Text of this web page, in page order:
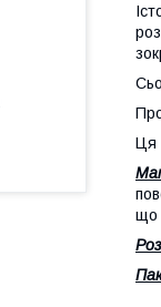
Ця
що